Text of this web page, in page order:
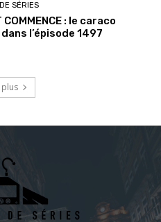
SÉRIES
COMMENCE : le caraco
dans l’épisode 1497